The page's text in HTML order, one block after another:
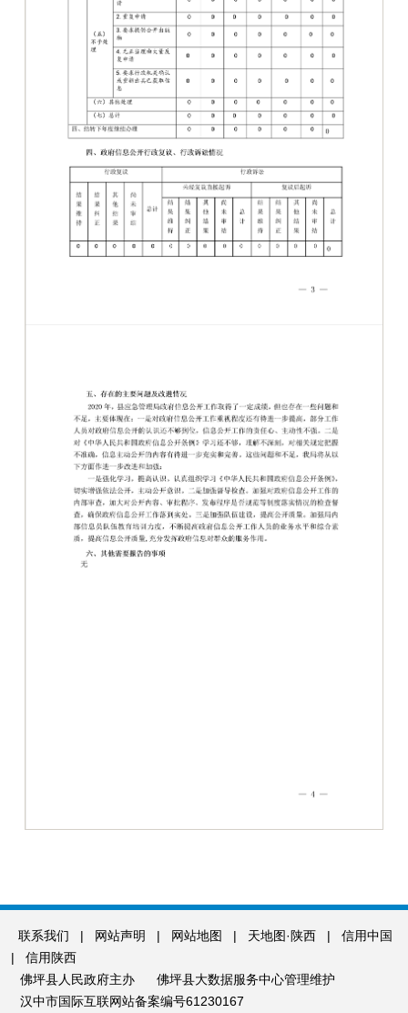
联系我们 | 网站声明 | 网站地图 | 天地图·陕西 |
信用中国
|
信用陕西
佛坪县人民政府主办
佛坪县大数据服务中心管理维护
汉中市国际互联网站备案编号61230167